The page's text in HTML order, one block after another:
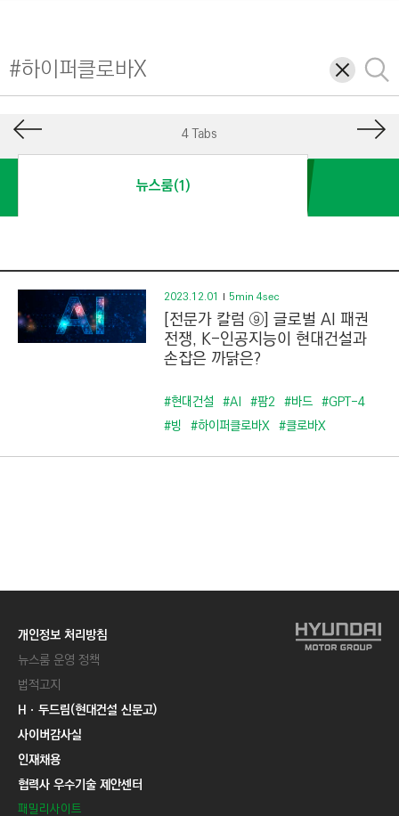
N
E
I
N
O
N
S
T
삭
제
검
색
4 Tabs
뉴스룸(1)
2023.12.01 5min 4sec
[전문가 칼럼 ⑨] 글로벌 AI 패권
전쟁, K-인공지능이 현대건설과
손잡은 까닭은?
#현대건설 #AI #팜2 #바드 #GPT-4
#빙 #하이퍼클로바X #클로바X
개인정보 처리방침
뉴스룸 운영 정책
법적고지
Hㆍ두드림(현대건설 신문고)
사이버감사실
인재채용
협력사 우수기술 제안센터
패밀리사이트